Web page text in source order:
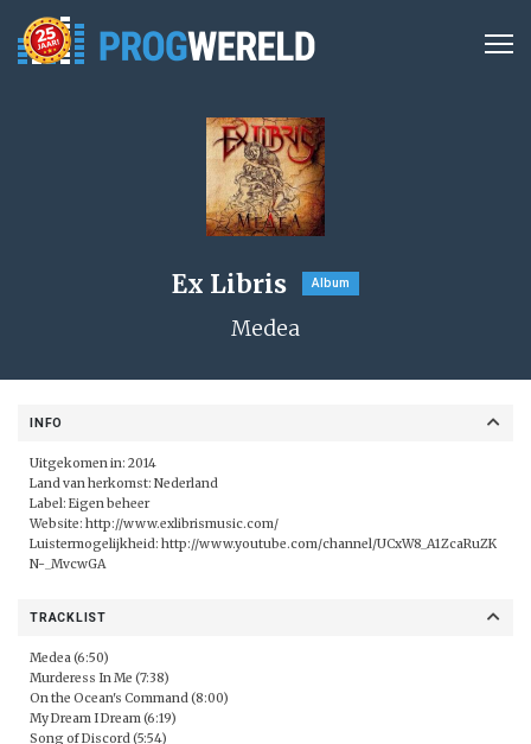
Ex Libris Album
Medea
INFO
Uitgekomen in: 2014
Land van herkomst: Nederland
Label: Eigen beheer
Website: http://www.exlibrismusic.com/
Luistermogelijkheid: http://www.youtube.com/channel/UCxW8_A1ZcaRuZK
N-_MvcwGA
TRACKLIST
Medea (6:50)
Murderess In Me (7:38)
On the Ocean's Command (8:00)
My Dream I Dream (6:19)
Song of Discord (5:54)